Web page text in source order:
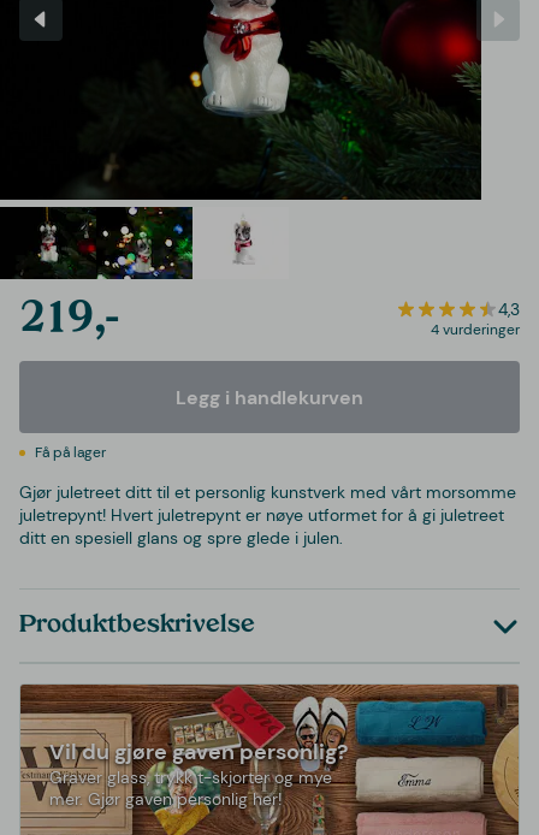
219,- 4,3
4 vurderinger
Legg i handlekurven
Få på lager
Gjør juletreet ditt til et personlig kunstverk med vårt morsomme
juletrepynt! Hvert juletrepynt er nøye utformet for å gi juletreet
ditt en spesiell glans og spre glede i julen.
Produktbeskrivelse
Vil du gjøre gaven personlig?
Graver glass, trykk t-skjorter og mye
mer. Gjør gaven personlig her!